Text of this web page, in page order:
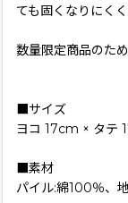
ても固くなりにく
数量限定商品のた
■サイズ
ヨコ 17cm × タテ
■素材
パイル:綿100％、